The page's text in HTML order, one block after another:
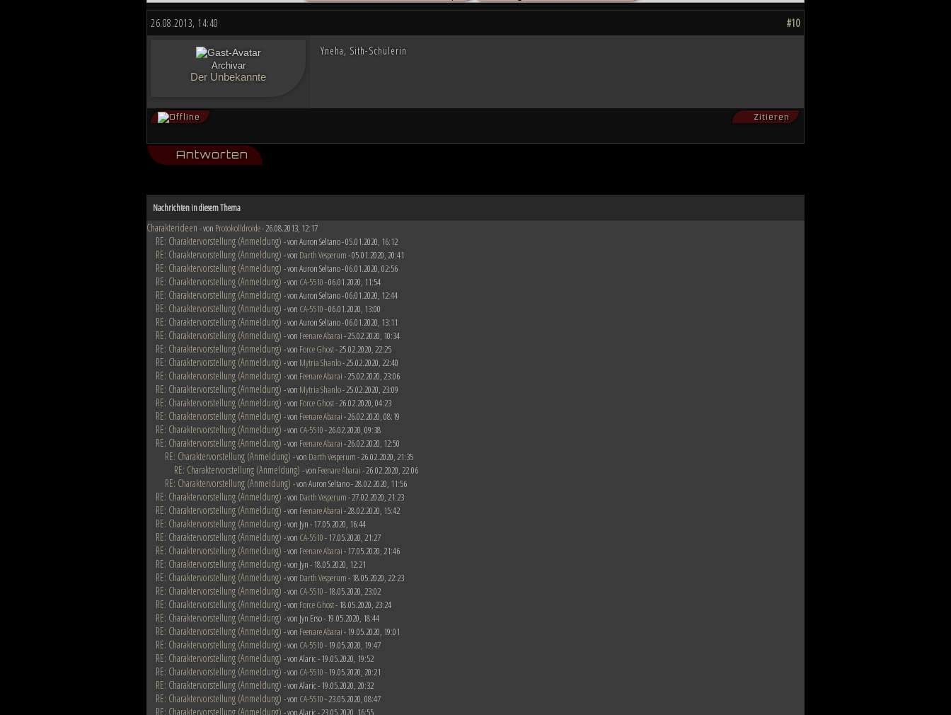
Düstere Zeiten ziehen auf. Während die kriegsmüden Bürger der Galaxis nach der Schlacht von Endor noch den Frieden herbeisehnten, scheint das Ende des Kampfes
nun in weiter Ferne. Der Entscheid um die Vorherrschaft in der Galaxis wird erst noch fallen und niemand vermag auch nur zu erahnen, wie die Zukunft von Millionen
von Planeten aussehen wird....
#10
26.08.2013, 14:40
Archivar
Der Unbekannte
Yneha, Sith-Schülerin
Zitieren
Antworten
Nachrichten in diesem Thema
Charakterideen - von Protokolldroide- 26.08.2013, 12:17
RE: Charaktervorstellung (Anmeldung) - von Auron Seltano - 05.01.2020, 16:12
RE: Charaktervorstellung (Anmeldung) - von Darth Vesperum- 05.01.2020, 20:41
RE: Charaktervorstellung (Anmeldung) - von Auron Seltano - 06.01.2020, 02:56
RE: Charaktervorstellung (Anmeldung) - von CA-5510- 06.01.2020, 11:54
RE: Charaktervorstellung (Anmeldung) - von Auron Seltano - 06.01.2020, 12:44
RE: Charaktervorstellung (Anmeldung) - von CA-5510- 06.01.2020, 13:00
RE: Charaktervorstellung (Anmeldung) - von Auron Seltano - 06.01.2020, 13:11
RE: Charaktervorstellung (Anmeldung) - von Feenare Abarai- 25.02.2020, 10:34
RE: Charaktervorstellung (Anmeldung) - von Force Ghost- 25.02.2020, 22:25
RE: Charaktervorstellung (Anmeldung) - von Mytria Shanlo- 25.02.2020, 22:40
RE: Charaktervorstellung (Anmeldung) - von Feenare Abarai- 25.02.2020, 23:06
RE: Charaktervorstellung (Anmeldung) - von Mytria Shanlo- 25.02.2020, 23:09
RE: Charaktervorstellung (Anmeldung) - von Force Ghost- 26.02.2020, 04:23
RE: Charaktervorstellung (Anmeldung) - von Feenare Abarai- 26.02.2020, 08:19
RE: Charaktervorstellung (Anmeldung) - von CA-5510- 26.02.2020, 09:38
RE: Charaktervorstellung (Anmeldung) - von Feenare Abarai- 26.02.2020, 12:50
RE: Charaktervorstellung (Anmeldung) - von Darth Vesperum- 26.02.2020, 21:35
RE: Charaktervorstellung (Anmeldung) - von Feenare Abarai- 26.02.2020, 22:06
RE: Charaktervorstellung (Anmeldung) - von Auron Seltano - 28.02.2020, 11:56
RE: Charaktervorstellung (Anmeldung) - von Darth Vesperum- 27.02.2020, 21:23
RE: Charaktervorstellung (Anmeldung) - von Feenare Abarai- 28.02.2020, 15:42
RE: Charaktervorstellung (Anmeldung) - von Jyn - 17.05.2020, 16:44
RE: Charaktervorstellung (Anmeldung) - von CA-5510- 17.05.2020, 21:27
RE: Charaktervorstellung (Anmeldung) - von Feenare Abarai- 17.05.2020, 21:46
RE: Charaktervorstellung (Anmeldung) - von Jyn - 18.05.2020, 12:21
RE: Charaktervorstellung (Anmeldung) - von Darth Vesperum- 18.05.2020, 22:23
RE: Charaktervorstellung (Anmeldung) - von CA-5510- 18.05.2020, 23:02
RE: Charaktervorstellung (Anmeldung) - von Force Ghost- 18.05.2020, 23:24
RE: Charaktervorstellung (Anmeldung) - von Jyn Erso - 19.05.2020, 18:44
RE: Charaktervorstellung (Anmeldung) - von Feenare Abarai- 19.05.2020, 19:01
RE: Charaktervorstellung (Anmeldung) - von CA-5510- 19.05.2020, 19:47
RE: Charaktervorstellung (Anmeldung) - von Alaric - 19.05.2020, 19:52
RE: Charaktervorstellung (Anmeldung) - von CA-5510- 19.05.2020, 20:21
RE: Charaktervorstellung (Anmeldung) - von Alaric - 19.05.2020, 20:32
RE: Charaktervorstellung (Anmeldung) - von CA-5510- 23.05.2020, 08:47
RE: Charaktervorstellung (Anmeldung) - von Alaric - 23.05.2020, 16:55